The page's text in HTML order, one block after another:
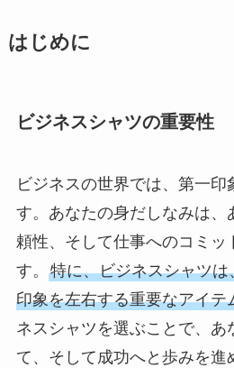
はじめに
ビジネスシャツの重要性
ビジネスの世界では、第一印
す。あなたの身だしなみは、
頼性、そして仕事へのコミッ
す。 特に、ビジネスシャツ
印象を左右する重要なアイテ
ネスシャツを選ぶことで、あ
て、そして成功へと歩みを進